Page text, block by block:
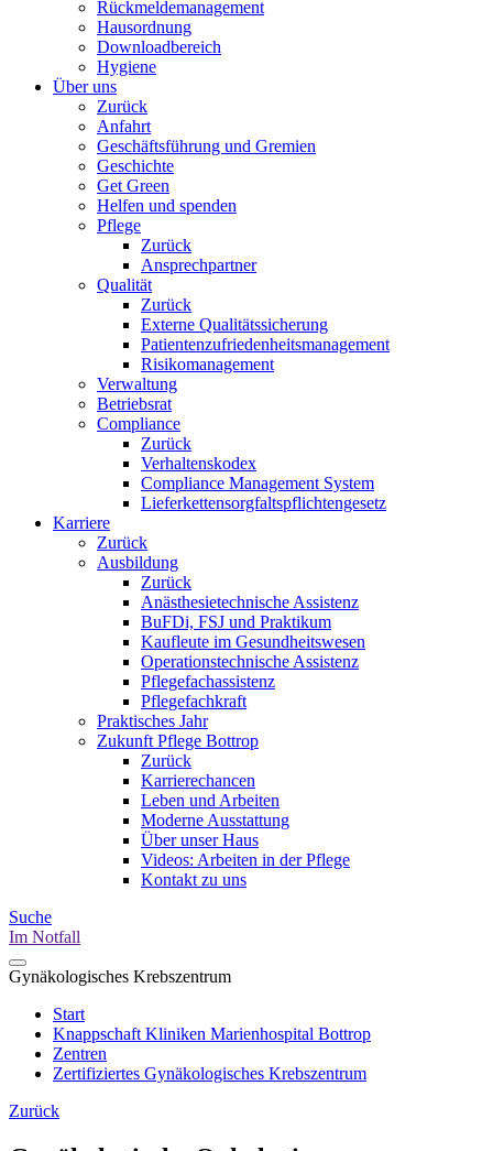
Rückmeldemanagement
Hausordnung
Downloadbereich
Hygiene
Über uns
Zurück
Anfahrt
Geschäftsführung und Gremien
Geschichte
Get Green
Helfen und spenden
Pflege
Zurück
Ansprechpartner
Qualität
Zurück
Externe Qualitätssicherung
Patientenzufriedenheitsmanagement
Risikomanagement
Verwaltung
Betriebsrat
Compliance
Zurück
Verhaltenskodex
Compliance Management System
Lieferkettensorgfaltspflichtengesetz
Karriere
Zurück
Ausbildung
Zurück
Anästhesietechnische Assistenz
BuFDi, FSJ und Praktikum
Kaufleute im Gesundheitswesen
Operationstechnische Assistenz
Pflegefachassistenz
Pflegefachkraft
Praktisches Jahr
Zukunft Pflege Bottrop
Zurück
Karrierechancen
Leben und Arbeiten
Moderne Ausstattung
Über unser Haus
Videos: Arbeiten in der Pflege
Kontakt zu uns
Suche
Im Notfall
Gynäkologisches Krebszentrum
Start
Knappschaft Kliniken Marienhospital Bottrop
Zentren
Zertifiziertes Gynäkologisches Krebszentrum
Zurück